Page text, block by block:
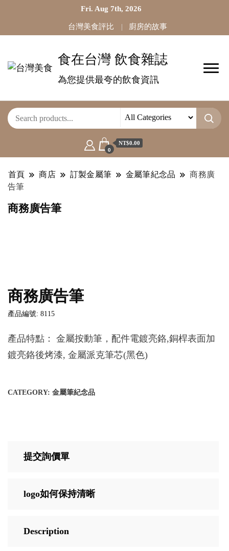
Fri. Aug 7th, 2026
台灣美食評比 廚房的故事
食在台灣 飲食雜誌
為您提供最夸的飲食資訊
0
NT$0.00
首頁 商店 訂製金屬筆 金屬筆紀念品
商務廣
告筆
商務廣告筆
商務廣告筆
產品編號: 8115
產品特點： 金屬按動筆，配件電鍍亮鉻,銅桿表面加
鍍亮鉻後烤漆, 金屬派克筆芯(黑色)
CATEGORY: 金屬筆紀念品
提交詢價單
logo如何保持清晰
Description